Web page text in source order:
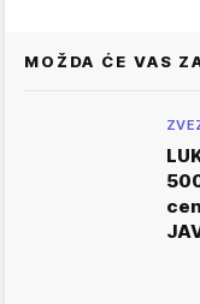
MOŽDA ĆE VAS